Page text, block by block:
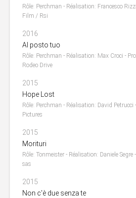
Rôle: Perchman - Réalisation: Francesco
Film / Rsi
2016
Al posto tuo
Rôle: Perchman - Réalisation: Max Croci -
Rodeo Drive
2015
Hope Lost
Rôle: Perchman - Réalisation: David
Pictures
2015
Morituri
Rôle: Tonmeister - Réalisation: Daniele
sas
2015
Non c'è due senza te